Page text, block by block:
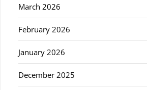
March 2026
February 2026
January 2026
December 2025